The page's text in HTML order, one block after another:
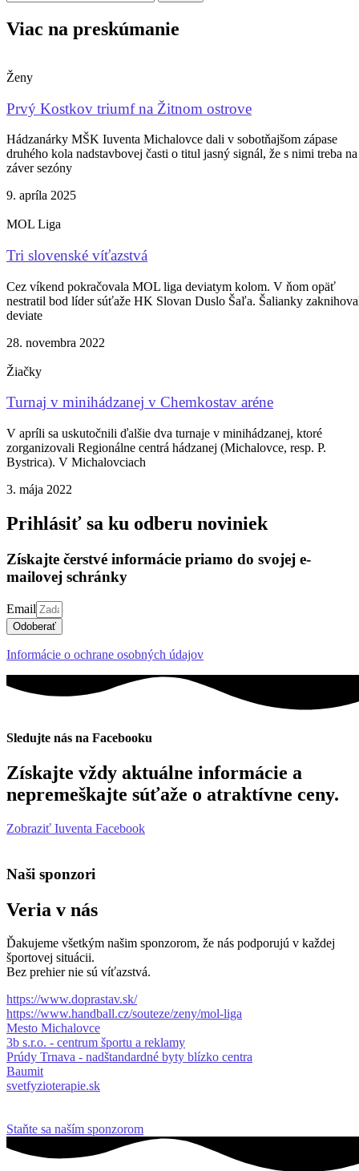
Viac na preskúmanie
Ženy
Prvý Kostkov triumf na Žitnom ostrove
Hádzanárky MŠK Iuventa Michalovce dali v sobotňajšom zápase
druhého kola nadstavbovej časti o titul jasný signál, že s nimi treba na
záver sezóny
9. apríla 2025
MOL Liga
Tri slovenské víťazstvá
Cez víkend pokračovala MOL liga deviatym kolom. V ňom opäť
nestratil bod líder súťaže HK Slovan Duslo Šaľa. Šalianky
deviate
28. novembra 2022
Žiačky
Turnaj v minihádzanej v Chemkostav aréne
V apríli sa uskutočnili ďalšie dva turnaje v minihádzanej, ktoré
zorganizovali Regionálne centrá hádzanej (Michalovce, resp. P.
Bystrica). V Michalovciach
3. mája 2022
Prihlásiť sa ku odberu noviniek
Získajte čerstvé informácie priamo do svojej e-
mailovej schránky
Email
Odoberať
Informácie o ochrane osobných údajov
Sledujte nás na Facebooku
Získajte vždy aktuálne informácie a
nepremeškajte súťaže o atraktívne ceny.
Zobraziť Iuventa Facebook
Naši sponzori
Veria v nás
Ďakujeme všetkým našim sponzorom, že nás podporujú v každej
športovej situácii.
Bez prehier nie sú víťazstvá.
https://www.doprastav.sk/
https://www.handball.cz/souteze/zeny/mol-liga
Mesto Michalovce
3b s.r.o. - centrum športu a reklamy
Prúdy Trnava - nadštandardné byty blízko centra
Baumit
svetfyzioterapie.sk
Staňte sa naším sponzorom